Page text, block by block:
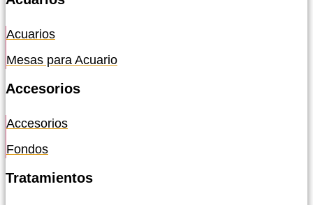
Acuarios
Mesas para Acuario
Accesorios
Accesorios
Fondos
Tratamientos